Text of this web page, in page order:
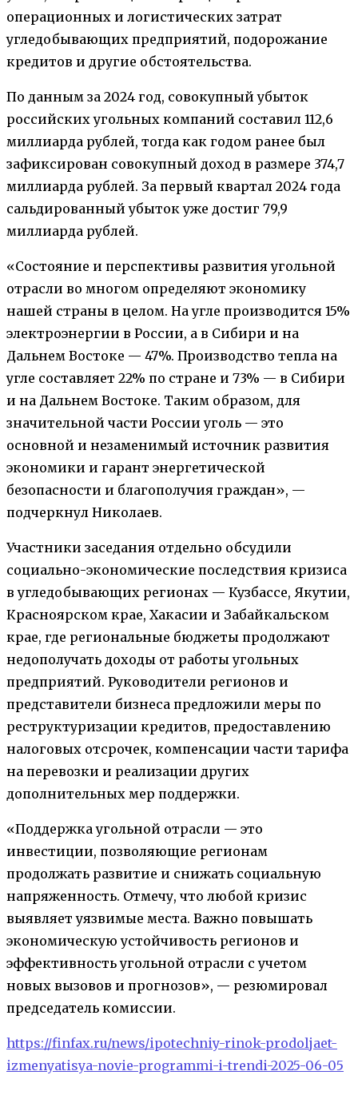
операционных и логистических затрат
угледобывающих предприятий, подорожание
кредитов и другие обстоятельства.
По данным за 2024 год, совокупный убыток
российских угольных компаний составил 112,6
миллиарда рублей, тогда как годом ранее был
зафиксирован совокупный доход в размере 374,7
миллиарда рублей. За первый квартал 2024 года
сальдированный убыток уже достиг 79,9
миллиарда рублей.
«Состояние и перспективы развития угольной
отрасли во многом определяют экономику
нашей страны в целом. На угле производится 15%
электроэнергии в России, а в Сибири и на
Дальнем Востоке — 47%. Производство тепла на
угле составляет 22% по стране и 73% — в Сибири
и на Дальнем Востоке. Таким образом, для
значительной части России уголь — это
основной и незаменимый источник развития
экономики и гарант энергетической
безопасности и благополучия граждан», —
подчеркнул Николаев.
Участники заседания отдельно обсудили
социально-экономические последствия кризиса
в угледобывающих регионах — Кузбассе, Якутии,
Красноярском крае, Хакасии и Забайкальском
крае, где региональные бюджеты продолжают
недополучать доходы от работы угольных
предприятий. Руководители регионов и
представители бизнеса предложили меры по
реструктуризации кредитов, предоставлению
налоговых отсрочек, компенсации части тарифа
на перевозки и реализации других
дополнительных мер поддержки.
«Поддержка угольной отрасли — это
инвестиции, позволяющие регионам
продолжать развитие и снижать социальную
напряженность. Отмечу, что любой кризис
выявляет уязвимые места. Важно повышать
экономическую устойчивость регионов и
эффективность угольной отрасли с учетом
новых вызовов и прогнозов», — резюмировал
председатель комиссии.
https://finfax.ru/news/ipotechniy-rinok-prodoljaet-
izmenyatisya-novie-programmi-i-trendi-2025-06-05